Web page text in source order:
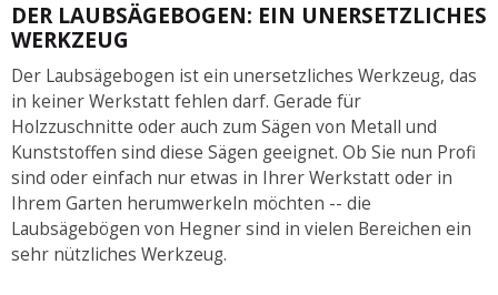
DER LAUBSÄGEBOGEN: EIN UNERSETZLICHES
WERKZEUG
Der Laubsägebogen ist ein unersetzliches Werkzeug, das
in keiner Werkstatt fehlen darf. Gerade für
Holzzuschnitte oder auch zum Sägen von Metall und
Kunststoffen sind diese Sägen geeignet. Ob Sie nun Profi
sind oder einfach nur etwas in Ihrer Werkstatt oder in
Ihrem Garten herumwerkeln möchten -- die
Laubsägebögen von Hegner sind in vielen Bereichen ein
sehr nützliches Werkzeug.